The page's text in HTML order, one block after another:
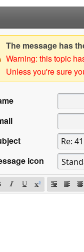
The message has
Warning: this topic
Unless you're sure
icon